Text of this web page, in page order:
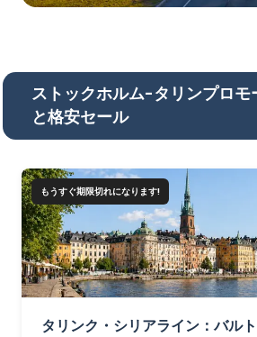
ストックホルム-タリンプロモ
と格安セール
もうすぐ期限切れになります!
タリンク・シリアライン：バル